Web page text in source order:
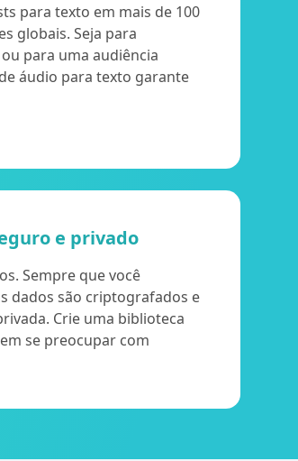
para texto em mais de 100
globais. Seja para
para uma audiência
áudio para texto garante
e privado
Sempre que você
dados são criptografados e
Crie uma biblioteca
se preocupar com